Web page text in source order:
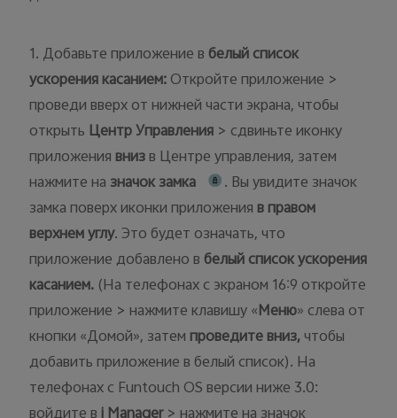
Россия | Выберите страну/регион
1. Добавьте приложение в белый список
ускорения касанием:Откройте приложение >
проведи вверх от нижней части экрана, чтобы
открыть Центр Управления > сдвиньте иконку
приложениявнизв Центре управления, затем
нажмите на значок замка
. Вы увидите значок
замка поверх иконки приложенияв правом
верхнем углу. Это будет означать, что
приложение добавлено в белый список ускорения
касанием. (На телефонах с экраном 16:9 откройте
приложение > нажмите клавишу «Меню» слева от
кнопки «Домой», затемпроведите вниз,чтобы
добавить приложение в белый список). На
телефонах с Funtouch OS версии ниже 3.0: